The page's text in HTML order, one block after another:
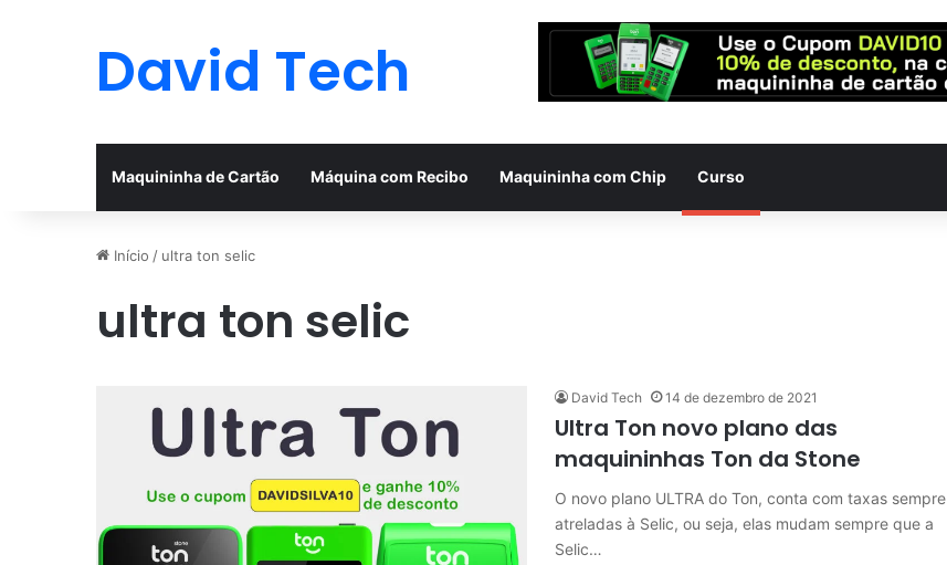
David Tech
Maquininha de Cartão Máquina com Recibo Maquininha com Chip Curso
Início / ultra ton selic
ultra ton selic
David Tech 14 de dezembro de 2021
Ultra Ton novo plano das
maquininhas Ton da Stone
O novo plano ULTRA do Ton, conta com taxas sempre
atreladas à Selic, ou seja, elas mudam sempre que a
Selic…